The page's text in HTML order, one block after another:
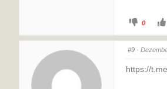
0
#9 ·
https://